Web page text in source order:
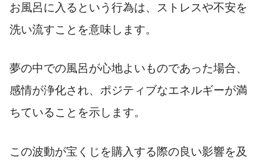
お風呂に入るという行為は、ストレスや不安を
洗い流すことを意味します。
夢の中での風呂が心地よいものであった場合、
感情が浄化され、ポジティブなエネルギーが満
ちていることを示します。
この波動が宝くじを購入する際の良い影響を及